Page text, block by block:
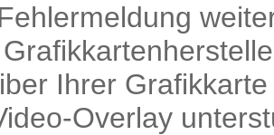
Ihrer
Overlay